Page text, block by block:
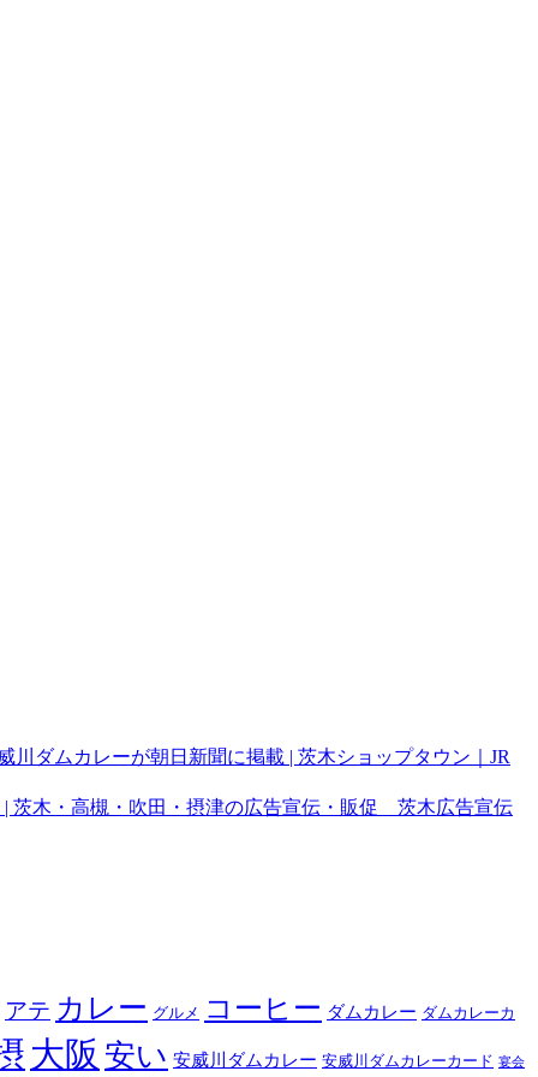
川ダムカレーが朝日新聞に掲載 | 茨木ショップタウン｜JR
茨木・高槻・吹田・摂津の広告宣伝・販促 茨木広告宣伝
アテ カレー グルメ コーヒー ダムカレー ダムカレーカ
大阪 安い 安威川ダムカレー 安威川ダムカレーカード 宴会